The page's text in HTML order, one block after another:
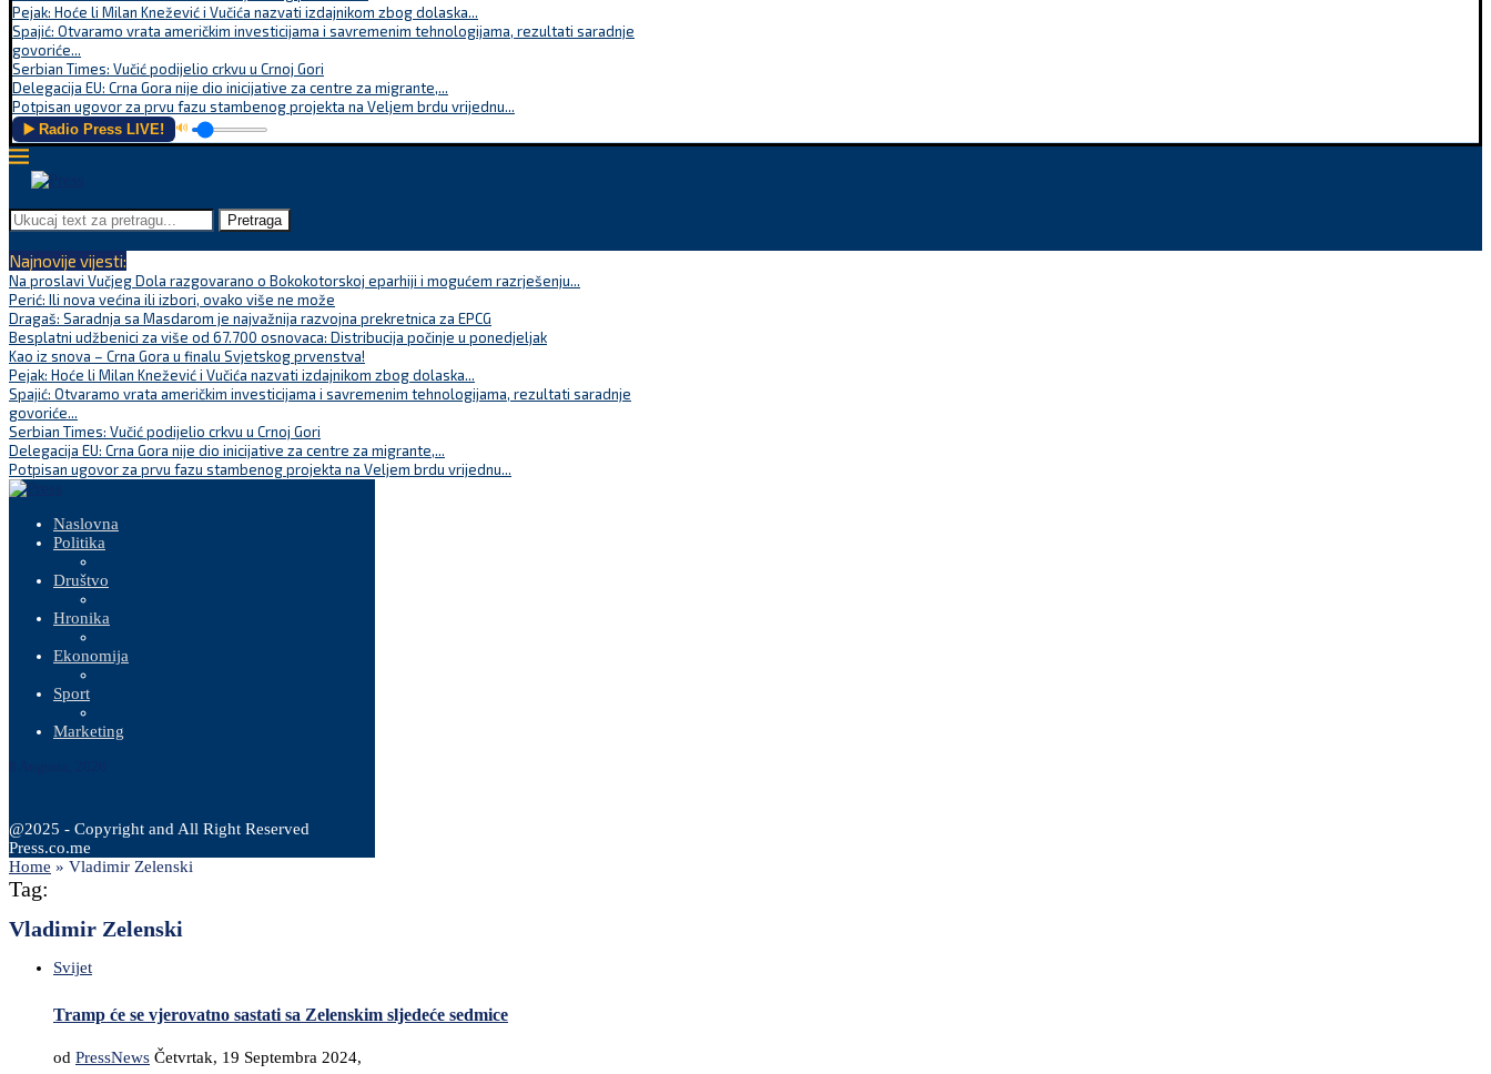
Pejak: Hoće li Milan Knežević i Vučića nazvati izdajnikom zbog dolaska...
Spajić: Otvaramo vrata američkim investicijama i savremenim tehnologijama, rezultati saradnje
govoriće...
Serbian Times: Vučić podijelio crkvu u Crnoj Gori
Delegacija EU: Crna Gora nije dio inicijative za centre za migrante,...
Potpisan ugovor za prvu fazu stambenog projekta na Veljem brdu vrijednu...
▶️ Radio Press LIVE! 🔊
Pretraga
Najnovije vijesti:
Na proslavi Vučjeg Dola razgovarano o Bokokotorskoj eparhiji i mogućem razrješenju...
Perić: Ili nova većina ili izbori, ovako više ne može
Dragaš: Saradnja sa Masdarom je najvažnija razvojna prekretnica za EPCG
Besplatni udžbenici za više od 67.700 osnovaca: Distribucija počinje u ponedjeljak
Kao iz snova – Crna Gora u finalu Svjetskog prvenstva!
Pejak: Hoće li Milan Knežević i Vučića nazvati izdajnikom zbog dolaska...
Spajić: Otvaramo vrata američkim investicijama i savremenim tehnologijama, rezultati saradnje
govoriće...
Serbian Times: Vučić podijelio crkvu u Crnoj Gori
Delegacija EU: Crna Gora nije dio inicijative za centre za migrante,...
Potpisan ugovor za prvu fazu stambenog projekta na Veljem brdu vrijednu...
Naslovna
Politika
Društvo
Hronika
Ekonomija
Sport
Marketing
@2025 - Copyright and All Right Reserved
Press.co.me
Home » Vladimir Zelenski
Tag:
Vladimir Zelenski
Svijet
Tramp će se vjerovatno sastati sa Zelenskim sljedeće sedmice
od PressNews Četvrtak, 19 Septembra 2024,